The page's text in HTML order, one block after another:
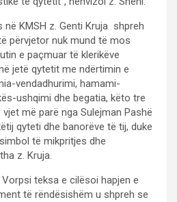
në KMSH z. Genti Kruja shpreh
përvjetor nuk mund të mos
e paçmuar të klerikëve
jetë qytetit me ndërtimin e
vendadhurimi, hamami-
ushqimi dhe begatia, këto tre
më parë nga Sulejman Pashë
qyteti dhe banorëve të tij, duke
të mikpritjes dhe
z. Kruja.
teksa e cilësoi hapjen e
të rëndësishëm u shpreh se